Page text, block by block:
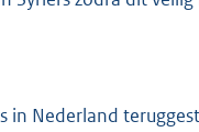
in Nederland